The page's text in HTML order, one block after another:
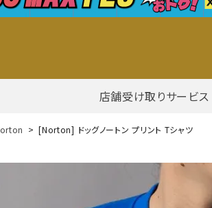
店舗受け取りサービス
イン [Norton] ドッグノートン プリント Tシャツ